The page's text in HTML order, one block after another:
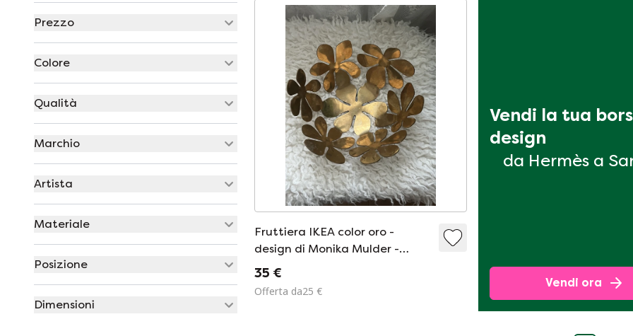
Prezzo
Colore
Qualità
Marchio
Artista
Materiale
Posizione
Dimensioni
Fruttiera IKEA color oro -
design di Monika Mulder -
vassoio anni '90
35 €
Offerta da25 €
Vendi la tua
design
da Hermès a
Vendi ora